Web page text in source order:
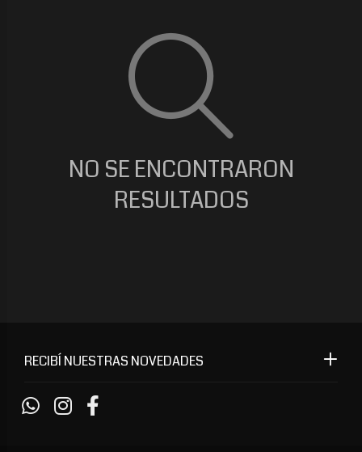
NO SE ENCONTRARON
RESULTADOS
RECIBÍ NUESTRAS NOVEDADES